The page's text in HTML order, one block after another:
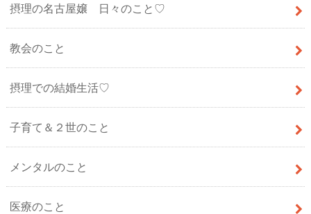
摂理の名古屋嬢 日々のこと♡
教会のこと
摂理での結婚生活♡
子育て＆２世のこと
メンタルのこと
医療のこと